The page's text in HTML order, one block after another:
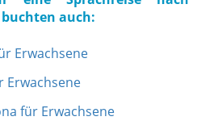
auch:
Erwachsene
Erwachsene
für Erwachsene